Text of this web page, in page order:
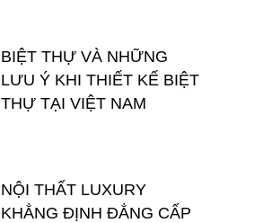
BIỆT THỰ VÀ NHỮNG
LƯU Ý KHI THIẾT KẾ BIỆT
THỰ TẠI VIỆT NAM
NỘI THẤT LUXURY
KHẲNG ĐỊNH ĐẲNG CẤP